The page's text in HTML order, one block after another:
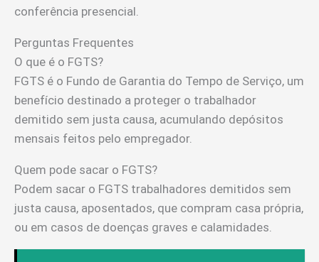
conferência presencial.
Perguntas Frequentes
O que é o FGTS?
FGTS é o Fundo de Garantia do Tempo de Serviço, um
benefício destinado a proteger o trabalhador
demitido sem justa causa, acumulando depósitos
mensais feitos pelo empregador.
Quem pode sacar o FGTS?
Podem sacar o FGTS trabalhadores demitidos sem
justa causa, aposentados, que compram casa própria,
ou em casos de doenças graves e calamidades.